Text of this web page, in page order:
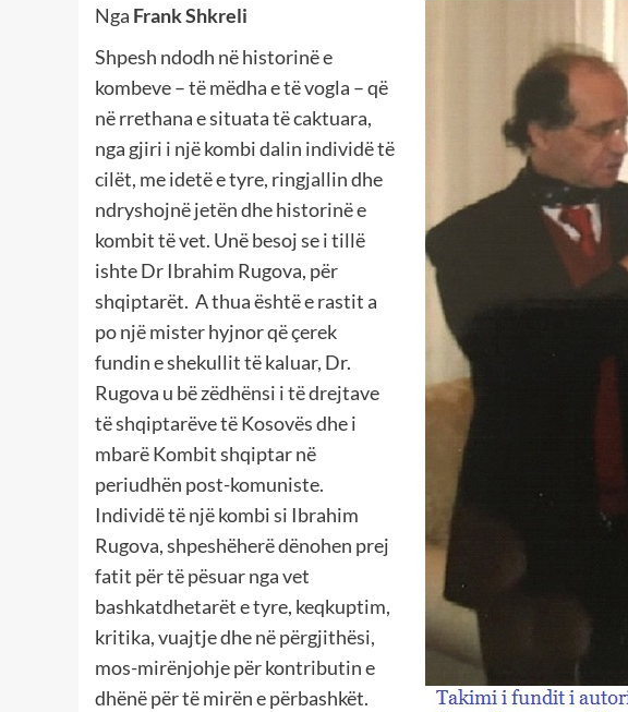
Nga Frank Shkreli
Shpesh ndodh në historinë e
kombeve – të mëdha e të vogla – që
në rrethana e situata të caktuara,
nga gjiri i një kombi dalin individë të
cilët, me idetë e tyre, ringjallin dhe
ndryshojnë jetën dhe historinë e
kombit të vet. Unë besoj se i tillë
ishte Dr Ibrahim Rugova, për
shqiptarët. A thua është e rastit a
po një mister hyjnor që çerek
fundin e shekullit të kaluar, Dr.
Rugova u bë zëdhënsi i të drejtave
të shqiptarëve të Kosovës dhe i
mbarë Kombit shqiptar në
periudhën post-komuniste.
Individë të një kombi si Ibrahim
Rugova, shpeshëherë dënohen prej
fatit për të pësuar nga vet
bashkatdhetarët e tyre, keqkuptim,
kritika, vuajtje dhe në përgjithësi,
mos-mirënjohje për kontributin e
dhënë për të mirën e përbashkët.